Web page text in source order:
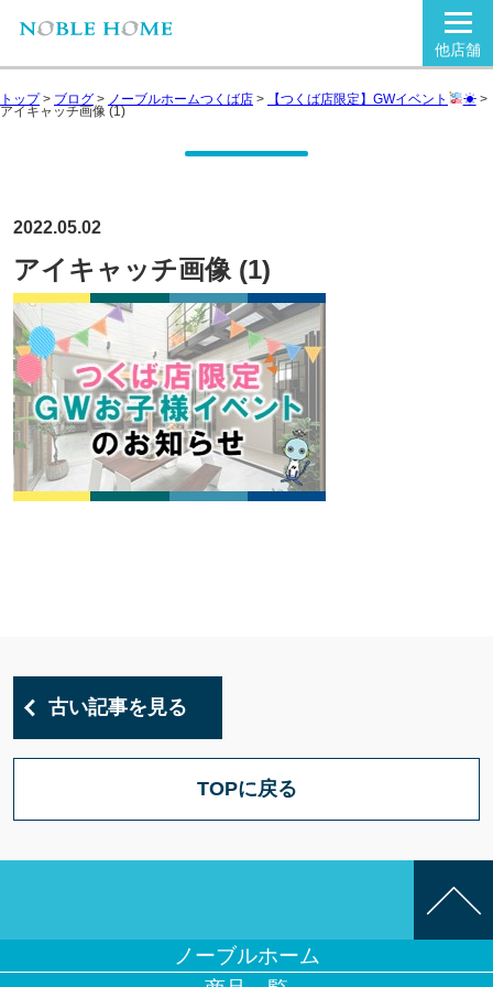
他店舗
トップ> ブログ > ノーブルホームつくば店 > 【つくば店限定】GWイベント ☀>
アイキャッチ画像 (1)
2022.05.02
アイキャッチ画像 (1)
古い記事を見る
TOPに戻る
ノーブルホーム